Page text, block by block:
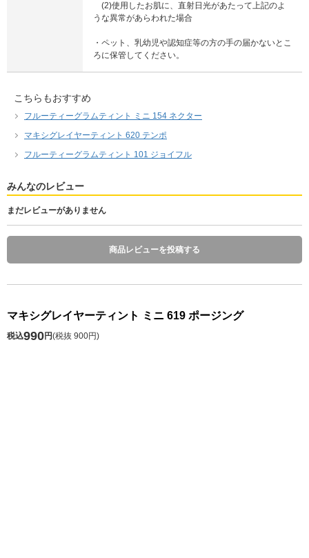
(2)使用したお肌に、直射日光があたって上記のよ
うな異常があらわれた場合
・ペット、乳幼児や認知症等の方の手の届かないとこ
ろに保管してください。
こちらもおすすめ
フルーティーグラムティント ミニ 154 ネクター
マキシグレイヤーティント 620 テンポ
フルーティーグラムティント 101 ジョイフル
みんなのレビュー
まだレビューがありません
商品レビューを投稿する
マキシグレイヤーティント ミニ 619 ポージング
税込990円(税抜 900円)